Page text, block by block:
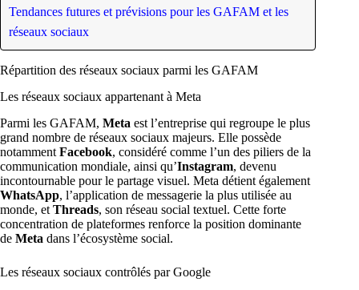
Tendances futures et prévisions pour les GAFAM et les
réseaux sociaux
Répartition des réseaux sociaux parmi les GAFAM
Les réseaux sociaux appartenant à Meta
Parmi les GAFAM, Meta est l’entreprise qui regroupe le plus
grand nombre de réseaux sociaux majeurs. Elle possède
notamment Facebook, considéré comme l’un des piliers de la
communication mondiale, ainsi qu’Instagram, devenu
incontournable pour le partage visuel. Meta détient également
WhatsApp, l’application de messagerie la plus utilisée au
monde, et Threads, son réseau social textuel. Cette forte
concentration de plateformes renforce la position dominante
de Meta dans l’écosystème social.
Les réseaux sociaux contrôlés par Google